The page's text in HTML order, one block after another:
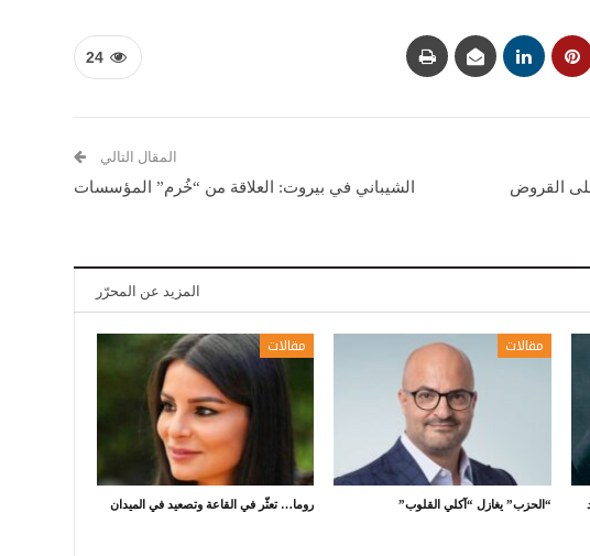
24
القروض
المقال التالي
الشيباني في بيروت: العلاقة من “خُرم” المؤسسات
المزيد عن المحرّر
مقالات
“الحزب” يغازل “آكلي القلوب”
مقالات
روما… تعثّر في القاعة وتصعيد في الميدان